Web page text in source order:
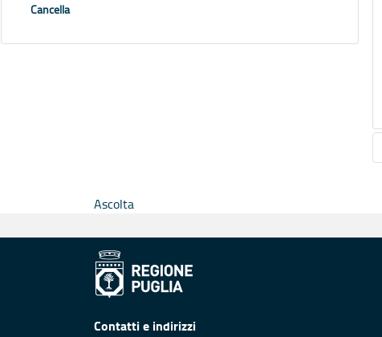
Cancella
Ascolta
Contatti e indirizzi